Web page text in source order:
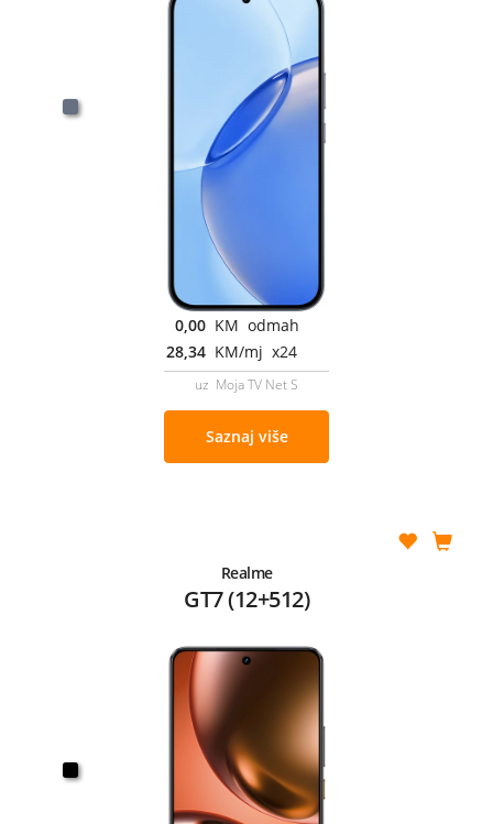
0,00 KM odmah
28,34 KM/mj x24
uz Moja TV Net S
Saznaj više
Realme
GT7 (12+512)